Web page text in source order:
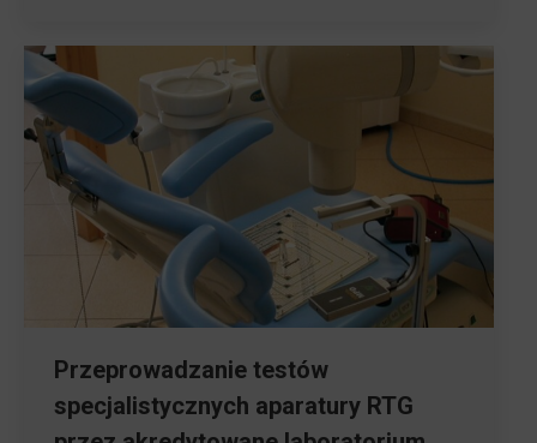
Przeprowadzanie testów
specjalistycznych aparatury RTG